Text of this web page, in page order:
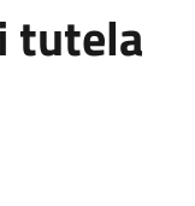
tutela